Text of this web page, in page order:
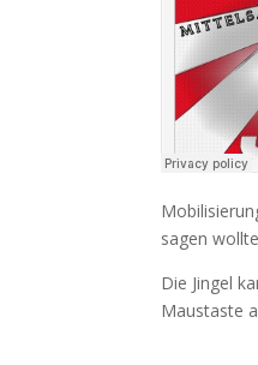
sagen
Die Jingel
Maustaste